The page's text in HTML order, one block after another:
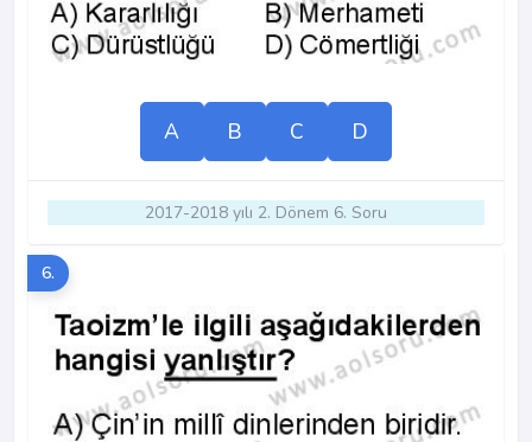
A B C D
2017-2018 yılı 2. Dönem 6. Soru
6.